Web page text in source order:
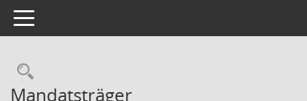
Toggle navigation
Rechercheauswahl
Mandatsträger